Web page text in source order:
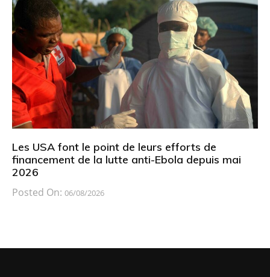
Les USA font le point de leurs efforts de
financement de la lutte anti-Ebola depuis mai
2026
Posted On: 06/08/2026